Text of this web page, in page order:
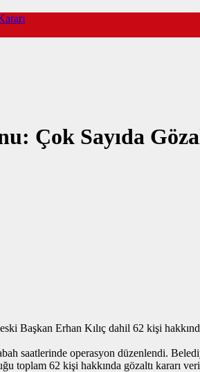
Çok Sayıda
Başkan Erhan Kılıç dahil 62 kişi
saatlerinde operasyon düzenlendi.
toplam 62 kişi hakkında gözaltı kararı